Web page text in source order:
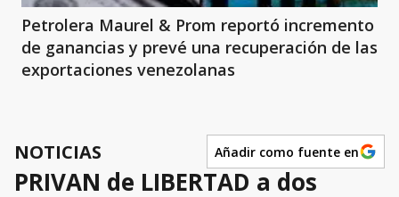
Petrolera Maurel & Prom reportó incremento
de ganancias y prevé una recuperación de las
exportaciones venezolanas
NOTICIAS Añadir como fuente en
PRIVAN de LIBERTAD a dos